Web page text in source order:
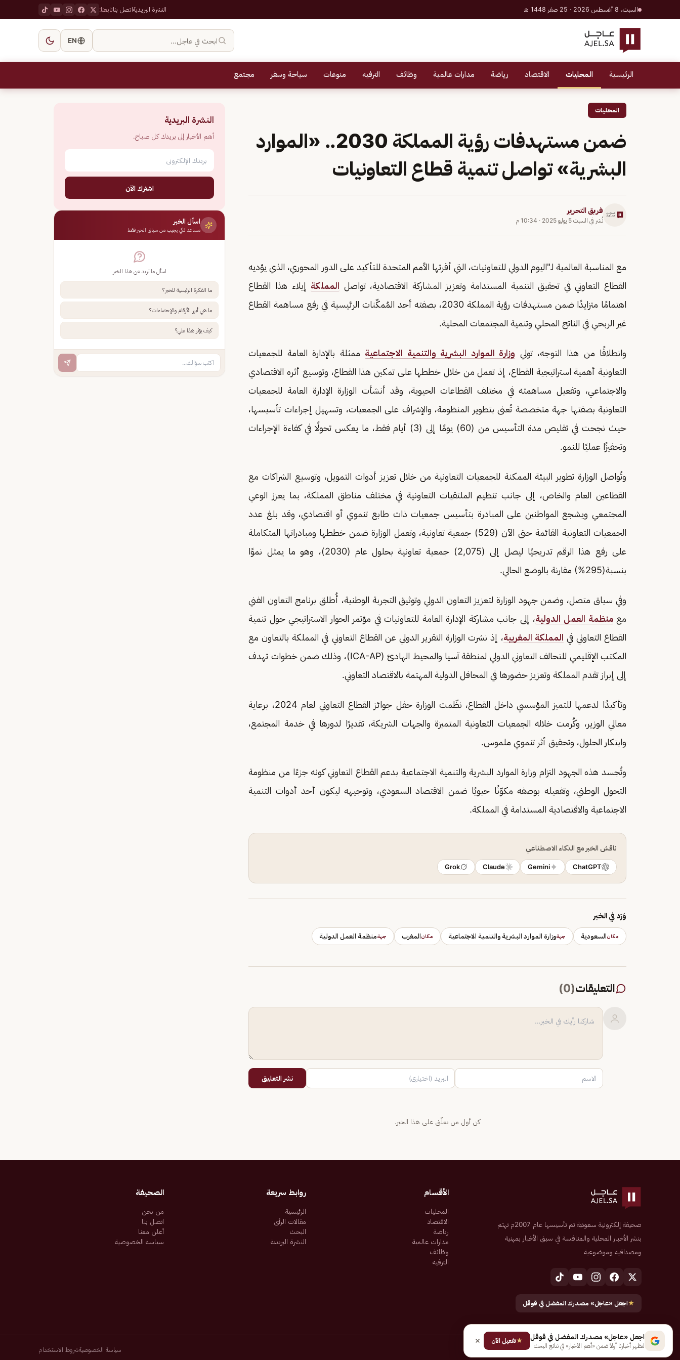
السبت، 8 أغسطس 2026 · 25 صفر 1448 هـ النشرة البريديةاتصل بناتابعنا:
ابحث في عاجل… EN
الرئيسية المحليات الاقتصاد رياضة مدارات عالمية وظائف الترفيه منوعات سياحة وسفر مجتمع
المحليات
ضمن مستهدفات رؤية المملكة 2030.. «الموارد
البشرية» تواصل تنمية قطاع التعاونيات
فريق التحرير
نُشر في السبت 5 يوليو 2025 · 10:34 م
مع المناسبة العالمية لـ"اليوم الدولي للتعاونيات، التي أقرتها الأمم المتحدة للتأكيد على الدور المحوري، الذي يؤديه
القطاع التعاوني في تحقيق التنمية المستدامة وتعزيز المشاركة الاقتصادية، تواصل المملكة إيلاء هذا القطاع
اهتمامًا متزايدًا ضمن مستهدفات رؤية المملكة 2030، بصفته أحد المُمكّنات الرئيسية في رفع مساهمة القطاع
غير الربحي في الناتج المحلي وتنمية المجتمعات المحلية.
وانطلاقًا من هذا التوجه، تولي وزارة الموارد البشرية والتنمية الاجتماعية ممثلة بالإدارة العامة للجمعيات
التعاونية أهمية استراتيجية القطاع، إذ تعمل من خلال خططها على تمكين هذا القطاع، وتوسيع أثره الاقتصادي
والاجتماعي، وتفعيل مساهمته في مختلف القطاعات الحيوية، وقد أنشأت الوزارة الإدارة العامة للجمعيات
التعاونية بصفتها جهة متخصصة تُعنى بتطوير المنظومة، والإشراف على الجمعيات، وتسهيل إجراءات تأسيسها،
حيث نجحت في تقليص مدة التأسيس من (60) يومًا إلى (3) أيام فقط، ما يعكس تحولًا في كفاءة الإجراءات
وتحفيزًا عمليًا للنمو.
وتُواصل الوزارة تطوير البيئة الممكنة للجمعيات التعاونية من خلال تعزيز أدوات التمويل، وتوسيع الشراكات مع
القطاعين العام والخاص، إلى جانب تنظيم الملتقيات التعاونية في مختلف مناطق المملكة، بما يعزز الوعي
المجتمعي ويشجع المواطنين على المبادرة بتأسيس جمعيات ذات طابع تنموي أو اقتصادي، وقد بلغ عدد
الجمعيات التعاونية القائمة حتى الآن (529) جمعية تعاونية، وتعمل الوزارة ضمن خططها ومبادراتها المتكاملة
على رفع هذا الرقم تدريجيًا ليصل إلى (2,075) جمعية تعاونية بحلول عام (2030)، وهو ما يمثل نموًا
بنسبة(295%) مقارنة بالوضع الحالي.
وفي سياق متصل، وضمن جهود الوزارة لتعزيز التعاون الدولي وتوثيق التجربة الوطنية، أُطلق برنامج التعاون الفني
معمنظمة العمل الدولية، إلى جانب مشاركة الإدارة العامة للتعاونيات في مؤتمر الحوار الاستراتيجي حول تنمية
القطاع التعاوني في المملكة المغربية، إذ نشرت الوزارة التقرير الدولي عن القطاع التعاوني في المملكة بالتعاون مع
المكتب الإقليمي للتحالف التعاوني الدولي لمنطقة آسيا والمحيط الهادئ (ICA-AP)، وذلك ضمن خطوات تهدف
إلى إبراز تقدم المملكة وتعزيز حضورها في المحافل الدولية المهتمة بالاقتصاد التعاوني.
وتأكيدًا لدعمها للتميز المؤسسي داخل القطاع، نظّمت الوزارة حفل جوائز القطاع التعاوني لعام 2024، برعاية
معالي الوزير، وكُرمت خلاله الجمعيات التعاونية المتميزة والجهات الشريكة، تقديرًا لدورها في خدمة المجتمع،
وابتكار الحلول، وتحقيق أثر تنموي ملموس.
وتُجسد هذه الجهود التزام وزارة الموارد البشرية والتنمية الاجتماعية بدعم القطاع التعاوني كونه جزءًا من منظومة
التحول الوطني، وتفعيله بوصفه مكوّنًا حيويًا ضمن الاقتصاد السعودي، وتوجيهه ليكون أحد أدوات التنمية
الاجتماعية والاقتصادية المستدامة في المملكة.
ناقش الخبر مع الذكاء الاصطناعي
ChatGPT
Gemini
Claude
Grok
وَرَد في الخبر
مكانالسعودية جهةوزارة الموارد البشرية والتنمية الاجتماعية مكانالمغرب جهةمنظمة العمل الدولية
التعليقات(
0
)
نشر التعليق
كن أول من يعلّق على هذا الخبر.
النشرة البريدية
أهم الأخبار إلى بريدك كل صباح.
اشترك الآن
اسأل الخبر
مساعد ذكي يجيب من سياق الخبر فقط
اسأل ما تريد عن هذا الخبر
ما الفكرة الرئيسية للخبر؟
ما هي أبرز الأرقام والإحصاءات؟
كيف يؤثر هذا علي؟
صحيفة إلكترونية سعودية تم تأسيسها عام 2007م تهتم
بنشر الأخبار المحلية والمنافسة في سبق الأخبار بمهنية
ومصداقية وموضوعية
★اجعل «عاجل» مصدرك المفضل في قوقل
الأقسام
المحليات
الاقتصاد
رياضة
مدارات عالمية
وظائف
الترفيه
روابط سريعة
الرئيسية
مقالات الرأي
البحث
النشرة البريدية
الصحيفة
من نحن
اتصل بنا
أعلن معنا
سياسة الخصوصية
جميع الحقوق محفوظة لـ شركة إيجاز للنشر الإلكتروني المالكة لصحيفة عاجل سياسة الخصوصيةشروط الاستخدام
اجعل «عاجل» مصدرك المفضل في قوقل
لتظهر أخبارنا أولاً ضمن «أهم الأخبار» في نتائج البحث
★تفعيل الآن